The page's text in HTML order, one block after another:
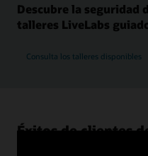
Descubre la seguridad
talleres LiveLabs
Consulta los talleres disponibles
Éxitos de clientes